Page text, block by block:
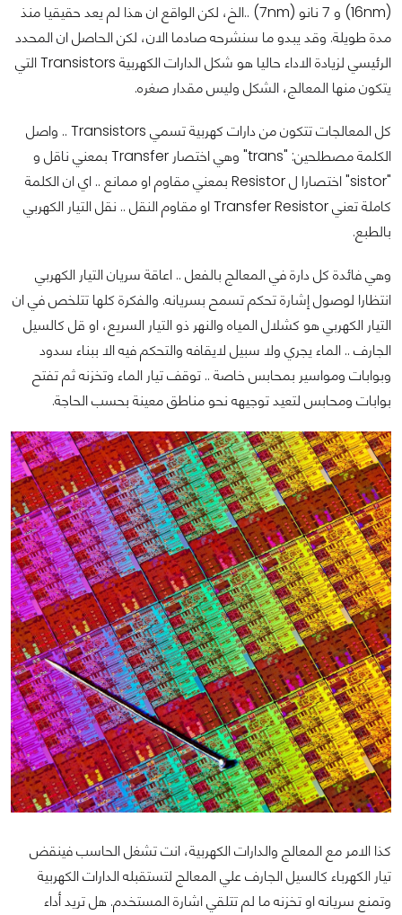
(16nm) و 7 نانو (7nm) ..الخ، لكن الواقع ان هذا لم يعد حقيقيا منذ
مدة طويلة. وقد يبدو ما سنشرحه صادما الان، لكن الحاصل ان المحدد
الرئيسي لزيادة الاداء حاليا هو شكل الدارات الكهربية Transistors التي
يتكون منها المعالج، الشكل وليس مقدار صغره.
كل المعالجات تتكون من دارات كهربية تسمي Transistors .. واصل
الكلمة مصطلحين: "trans" وهي اختصار Transfer بمعني ناقل و
"sistor" اختصارا ل Resistor بمعني مقاوم او ممانع .. اي ان الكلمة
كاملة تعني Transfer Resistor او مقاوم النقل .. نقل التيار الكهربي
بالطبع.
وهي فائدة كل دارة في المعالج بالفعل .. اعاقة سريان التيار الكهربي
انتظارا لوصول إشارة تحكم تسمح بسريانه. والفكرة كلها تتلخص في ان
التيار الكهربي هو كشلال المياه والنهر ذو التيار السريع، او قل كالسيل
الجارف .. الماء يجري ولا سبيل لايقافه والتحكم فيه الا ببناء سدود
وبوابات ومواسير بمحابس خاصة .. توقف تيار الماء وتخزنه ثم تفتح
بوابات ومحابس لتعيد توجيهه نحو مناطق معينة بحسب الحاجة.
كذا الامر مع المعالج والدارات الكهربية، انت تشغل الحاسب فينقض
تيار الكهرباء كالسيل الجارف علي المعالج لتستقبله الدارات الكهربية
وتمنع سريانه او تخزنه ما لم تتلقي اشارة المستخدم. هل تريد أداء